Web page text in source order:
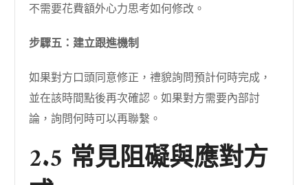
不需要花費額外心力思考如何修改。
步驟五：建立跟進機制
如果對方口頭同意修正，禮貌詢問預計何時完成，
並在該時間點後再次確認。如果對方需要內部討
論，詢問何時可以再聯繫。
2.5 常見阻礙與應對方